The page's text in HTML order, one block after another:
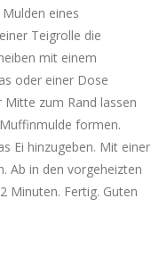
eines
Teigrolle die
mit einem
oder einer Dose
zum Rand lassen
formen.
Ei hinzugeben. Mit einer
Ab in den vorgeheizten
Minuten. Fertig. Guten